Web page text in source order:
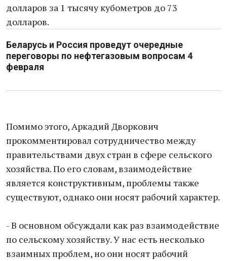
долларов за 1 тысячу кубометров до 73
долларов.
Беларусь и Россия проведут очередные
переговоры по нефтегазовым вопросам 4
февраля
Помимо этого, Аркадий Дворкович
прокомментировал сотрудничество между
правительствами двух стран в сфере сельского
хозяйства. По его словам, взаимодействие
является конструктивным, проблемы также
существуют, однако они носят рабочий характер.
- В основном обсуждали как раз взаимодействие
по сельскому хозяйству. У нас есть несколько
взаимных проблем, но они носят рабочий